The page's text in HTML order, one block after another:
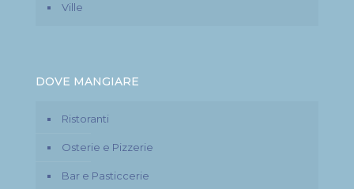
Ville
DOVE MANGIARE
Ristoranti
Osterie e Pizzerie
Bar e Pasticcerie